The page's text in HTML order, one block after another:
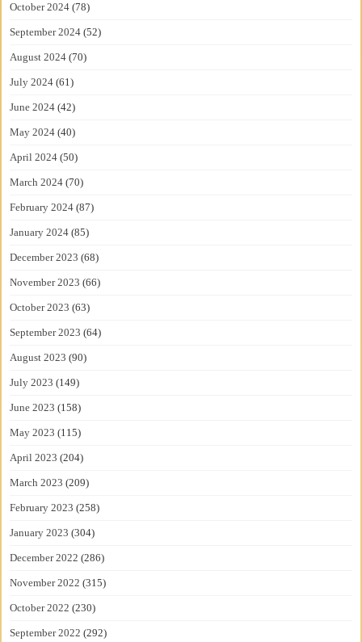
October 2024 (78)
September 2024 (52)
August 2024 (70)
July 2024 (61)
June 2024 (42)
May 2024 (40)
April 2024 (50)
March 2024 (70)
February 2024 (87)
January 2024 (85)
December 2023 (68)
November 2023 (66)
October 2023 (63)
September 2023 (64)
August 2023 (90)
July 2023 (149)
June 2023 (158)
May 2023 (115)
April 2023 (204)
March 2023 (209)
February 2023 (258)
January 2023 (304)
December 2022 (286)
November 2022 (315)
October 2022 (230)
September 2022 (292)